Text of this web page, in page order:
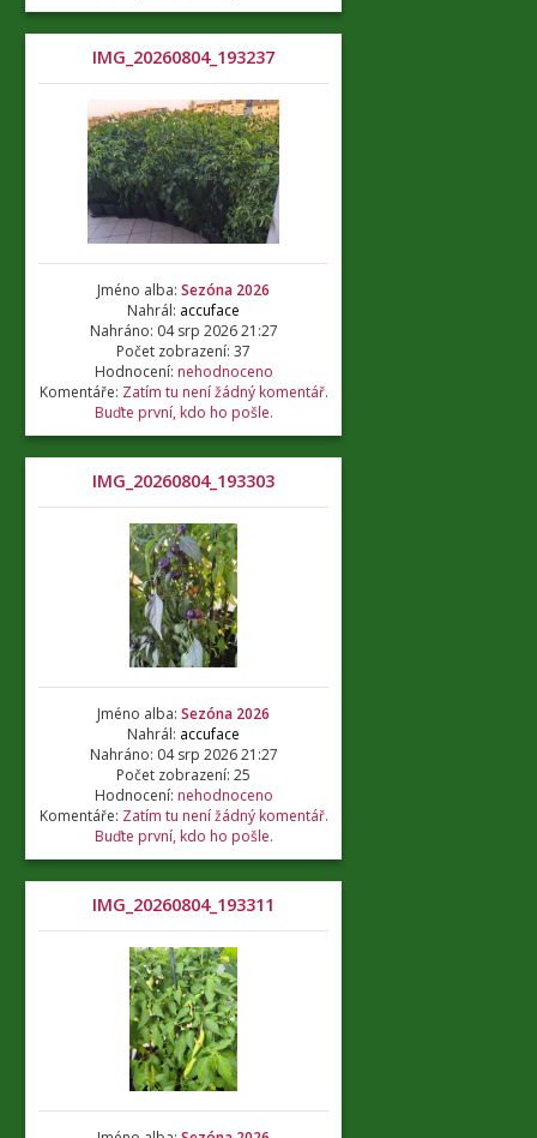
IMG_20260804_193237
Jméno alba: Sezóna 2026
Nahrál: accuface
Nahráno: 04 srp 2026 21:27
Počet zobrazení: 37
Hodnocení: nehodnoceno
Komentáře: Zatím tu není žádný komentář.
Buďte první, kdo ho pošle.
IMG_20260804_193303
Jméno alba: Sezóna 2026
Nahrál: accuface
Nahráno: 04 srp 2026 21:27
Počet zobrazení: 25
Hodnocení: nehodnoceno
Komentáře: Zatím tu není žádný komentář.
Buďte první, kdo ho pošle.
IMG_20260804_193311